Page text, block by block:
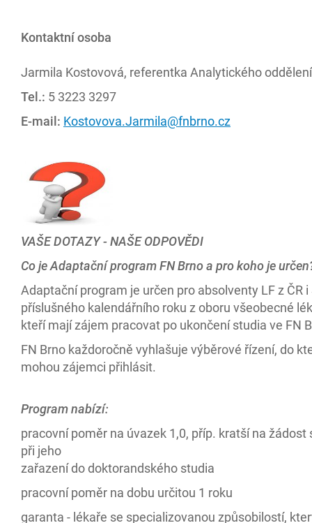
Kontaktní osoba
Jarmila Kostovová, referentka Analytického oddělení
Tel.: 5 3223 3297
E-mail: Kostovova.Jarmila@fnbrno.cz
VAŠE DOTAZY - NAŠE ODPOVĚDI
Co je Adaptační program FN Brno a pro koho je
Adaptační program je určen pro absolventy LF z ČR i
příslušného kalendářního roku z oboru všeobecné
kteří mají zájem pracovat po ukončení studia ve FN
FN Brno každoročně vyhlašuje výběrové řízení, do
mohou zájemci přihlásit.
Program nabízí:
pracovní poměr na úvazek 1,0, příp. kratší na žádost
při jeho
zařazení do doktorandského studia
pracovní poměr na dobu určitou 1 roku
garanta - lékaře se specializovanou způsobilostí,